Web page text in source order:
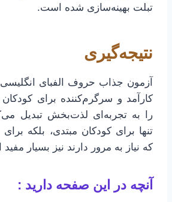
تبلت بهینه‌سازی شده است.
نتیجه‌گیری
آزمون جذاب حروف الفبای
کارآمد و سرگرم‌کننده برای
را به تجربه‌ای لذت‌بخش تبدیل
تنها برای کودکان مبتدی، بلکه
که نیاز به مرور دارند نیز بسیار
آنچه در این صفحه دارید :